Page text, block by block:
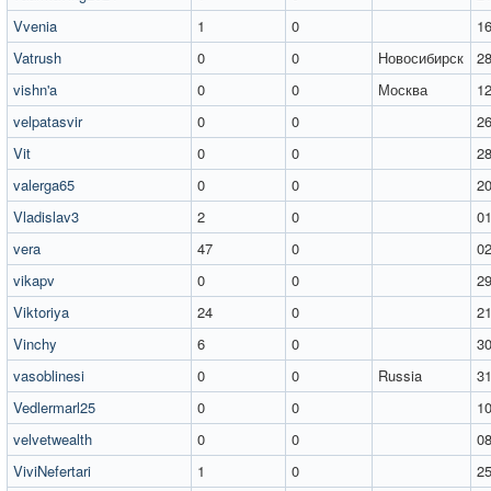
Vvenia
1 0
Vatrush
0 0 Новосибирск
vishn'a
0 0 Москва
velpatasvir
0 0
Vit
0 0
valerga65
0 0
Vladislav3
2 0
vera
47 0
vikapv
0 0
Viktoriya
24 0
Vinchy
6 0
vasoblinesi
0 0 Russia
Vedlermarl25
0 0
velvetwealth
0 0
ViviNefertari
1 0